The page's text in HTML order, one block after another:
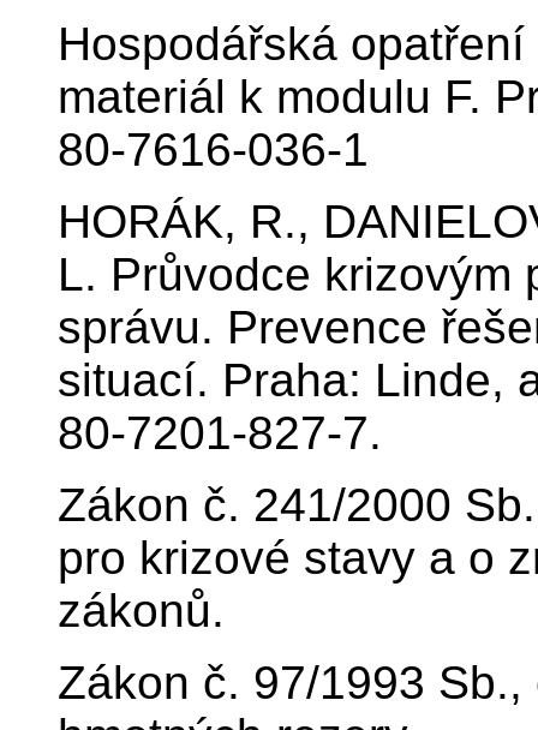
Hospodářská
materiál k modulu F.
80-7616-036-1
HORÁK, R.,
L. Průvodce krizovým
správu. Prevence
situací. Praha: Linde,
80-7201-827-7.
Zákon č. 241/2000
pro krizové stavy a o
zákonů.
Zákon č. 97/1993